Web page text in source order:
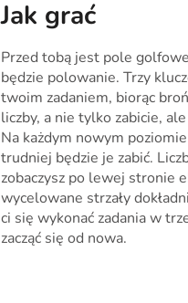
Jak grać
Przed tobą jest pole
będzie polowanie. Trzy
twoim zadaniem, biorąc
liczby, a nie tylko zabicie,
Na każdym nowym
trudniej będzie je zabić.
zobaczysz po lewej stronie
wycelowane strzały
ci się wykonać zadania w
zacząć się od nowa.